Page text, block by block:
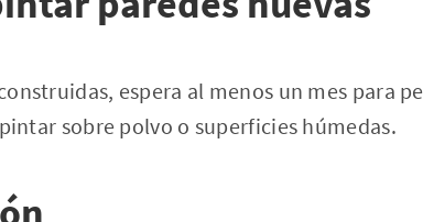
espera al menos un mes para
sobre polvo o superficies húmedas.